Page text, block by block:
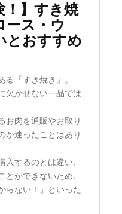
！】すき焼
ース・ウ
とおすすめ
る「すき焼き」。
欠かせない一品では
お肉を通販やお取り
か迷ったことはあり
入するのとは違い、
とができないため、
らない！」といった